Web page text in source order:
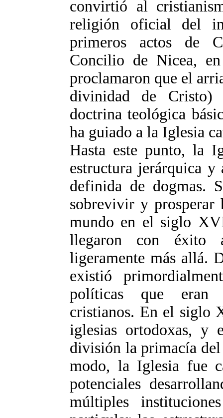
convirtió al
religión oficial del
primeros actos de
Concilio de Nicea,
proclamaron que el
divinidad de
doctrina teológica
ha guiado a la Iglesia
Hasta este punto, la
estructura jerárquica y
definida de dogmas.
sobrevivir y prosperar
mundo en el siglo
llegaron con éxito
ligeramente más allá.
existió
políticas que eran
cristianos. En el siglo
iglesias ortodoxas, y
división la primacía
modo, la Iglesia fue
potenciales
múltiples